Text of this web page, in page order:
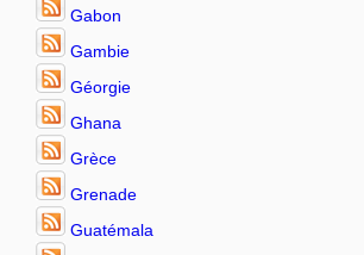
Gabon
Gambie
Géorgie
Ghana
Grèce
Grenade
Guatémala